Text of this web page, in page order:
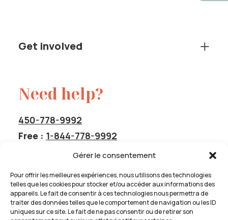
Gérer le consentement
Pour offrir les meilleures expériences, nous utilisons des technologies
telles que les cookies pour stocker et/ou accéder aux informations des
appareils. Le fait de consentir à ces technologies nous permettra de
traiter des données telles que le comportement de navigation ou les ID
uniques sur ce site. Le fait de ne pas consentir ou de retirer son
Get involved
Need help?
450-778-9992
Free : 1-844-778-9992
service@cavas-info.org
Service dissatisfaction